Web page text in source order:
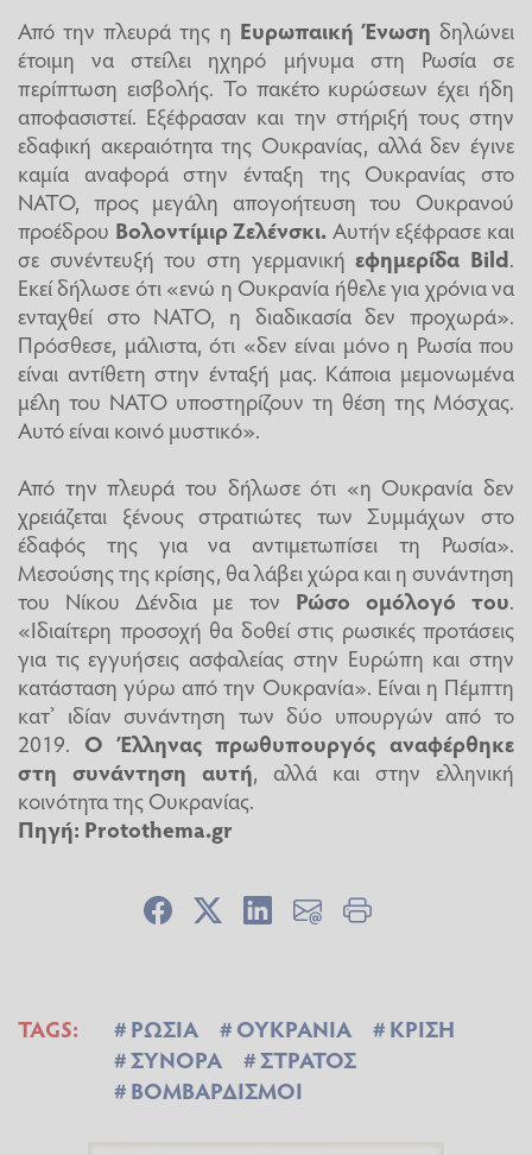
Από την πλευρά της η Ευρωπαική Ένωση δηλώνει
έτοιμη να στείλει ηχηρό μήνυμα στη Ρωσία σε
περίπτωση εισβολής. Το πακέτο κυρώσεων έχει ήδη
αποφασιστεί. Εξέφρασαν και την στήριξή τους στην
εδαφική ακεραιότητα της Ουκρανίας, αλλά δεν έγινε
καμία αναφορά στην ένταξη της Ουκρανίας στο
ΝΑΤΟ, προς μεγάλη απογοήτευση του Ουκρανού
προέδρου Βολοντίμιρ Ζελένσκι.Αυτήν εξέφρασε και
σε συνέντευξή του στη γερμανικήεφημερίδα Bild.
Εκεί δήλωσε ότι «ενώ η Ουκρανία ήθελε για χρόνια να
ενταχθεί στο ΝΑΤΟ, η διαδικασία δεν προχωρά».
Πρόσθεσε, μάλιστα, ότι «δεν είναι μόνο η Ρωσία που
είναι αντίθετη στην ένταξή μας. Κάποια μεμονωμένα
μέλη του ΝΑΤΟ υποστηρίζουν τη θέση της Μόσχας.
Αυτό είναι κοινό μυστικό».
Από την πλευρά του δήλωσε ότι «η Ουκρανία δεν
χρειάζεται ξένους στρατιώτες των Συμμάχων στο
έδαφός της για να αντιμετωπίσει τη Ρωσία».
Μεσούσης της κρίσης, θα λάβει χώρα και η συνάντηση
του Νίκου Δένδια με τον Ρώσο ομόλογό του.
«Ιδιαίτερη προσοχή θα δοθεί στις ρωσικές προτάσεις
για τις εγγυήσεις ασφαλείας στην Ευρώπη και στην
κατάσταση γύρω από την Ουκρανία». Είναι η Πέμπτη
κατ’ ιδίαν συνάντηση των δύο υπουργών από το
2019. Ο Έλληνας πρωθυπουργός αναφέρθηκε
στη συνάντηση αυτή, αλλά και στην ελληνική
κοινότητα της Ουκρανίας.
Πηγή: Protothema.gr
TAGS: ΡΩΣΙΑ ΟΥΚΡΑΝΙΑ
ΚΡΙΣΗ
ΣΥΝΟΡΑ
ΣΤΡΑΤΟΣ
ΒΟΜΒΑΡΔΙΣΜΟΙ